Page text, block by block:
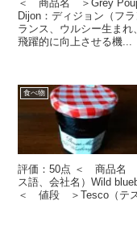
＜ 商品名 ＞Grey
Dijon：ディジョン（フ
ランス、ウルシー生ま
飛躍的に向上させる機...
食べ物
評価：50点 ＜ 商品名
ス語、会社名）Wild
＜ 値段 ＞Tesco（テ